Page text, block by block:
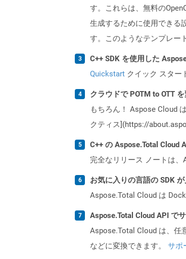
す。これらは、無料の
生成するために使用できる
す。このようなテンプレー
C++ SDK を使用した
Quickstart クイック スター
クラウドで POTM to OTT
もちろん！ Aspose Cloud
クティス](https://
C++ の Aspose.Total Cloud
完全なリリース ノートは、
お気に入りの言語の SDK
Aspose.Total Cloud は
Aspose.Total Cloud API で
Aspose.Total Cloud は、任
などに変換できます。 サポ